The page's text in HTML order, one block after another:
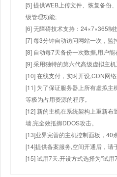
[5] 提供WEB上传文件、恢复备份
级管理功能;
[6] 无障碍技术支持：24×7×365制
[7] 每3分钟自动访问网站一次，监
[8] 自动每7天备份一次数据,用户
[9] 采用独特的第六代高级虚拟主
[10] 在线支付，实时开设,CDN网
[11] 为了保证服务器上所有虚拟
等极为占用资源的程序。
[12] 新的主机在系统架构上重新布
墙,完全效抵御DDOS攻击。
[13]业界完善的主机控制面板，40
[14]提供备案服务,空间开通后，请
[15] 试用7天.开设方式选择为"试用7